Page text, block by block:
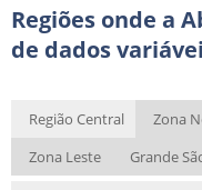
SERVIÇOS DE IMPRESSÃO
FITA RIBBON PREÇO
ETIQUETAS TAG PARA
ETIQUETA TAG PARA
Regiões onde a
de dados
Região Central Zona
Zona Leste
Grande